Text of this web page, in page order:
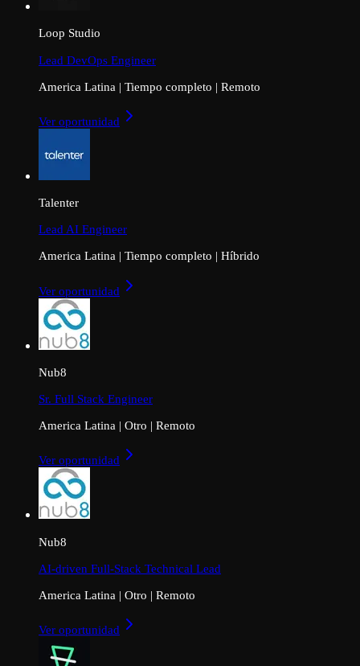
Loop Studio
Lead DevOps Engineer
America Latina | Tiempo completo | Remoto
Ver oportunidad
Talenter
Lead AI Engineer
America Latina | Tiempo completo | Híbrido
Ver oportunidad
Nub8
Sr. Full Stack Engineer
America Latina | Otro | Remoto
Ver oportunidad
Nub8
AI-driven Full-Stack Technical Lead
America Latina | Otro | Remoto
Ver oportunidad